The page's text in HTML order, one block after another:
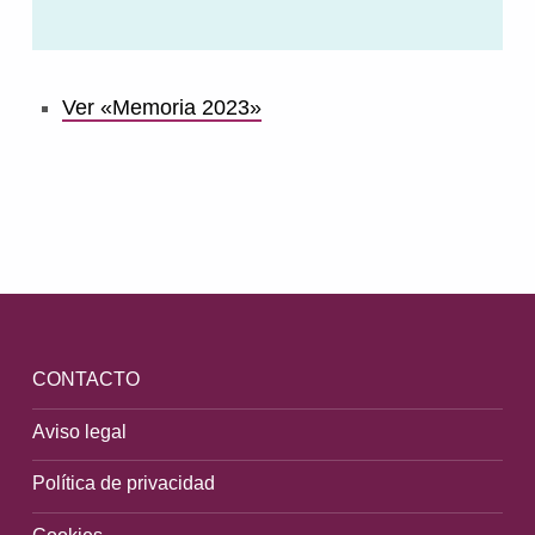
Ver «Memoria 2023»
CONTACTO
Aviso legal
Política de privacidad